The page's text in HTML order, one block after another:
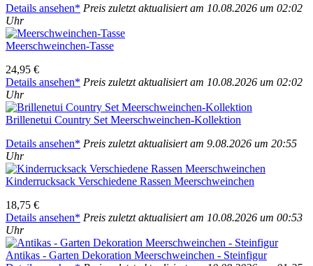
Details anse­hen* Preis zuletzt aktua­li­siert am 10.08.2026 um 02:02
Uhr
Meer­schwein­chen-Tas­se
24,95 €
Details anse­hen* Preis zuletzt aktua­li­siert am 10.08.2026 um 02:02
Uhr
Bril­len­etui Coun­try Set Meer­schwein­chen-Kol­lek­ti­on
Details anse­hen* Preis zuletzt aktua­li­siert am 9.08.2026 um 20:55
Uhr
Kin­der­ruck­sack Ver­schie­de­ne Ras­sen Meer­schwein­chen
18,75 €
Details anse­hen* Preis zuletzt aktua­li­siert am 10.08.2026 um 00:53
Uhr
Anti­kas - Gar­ten Deko­ra­ti­on Meer­schwein­chen - Stein­fi­gur